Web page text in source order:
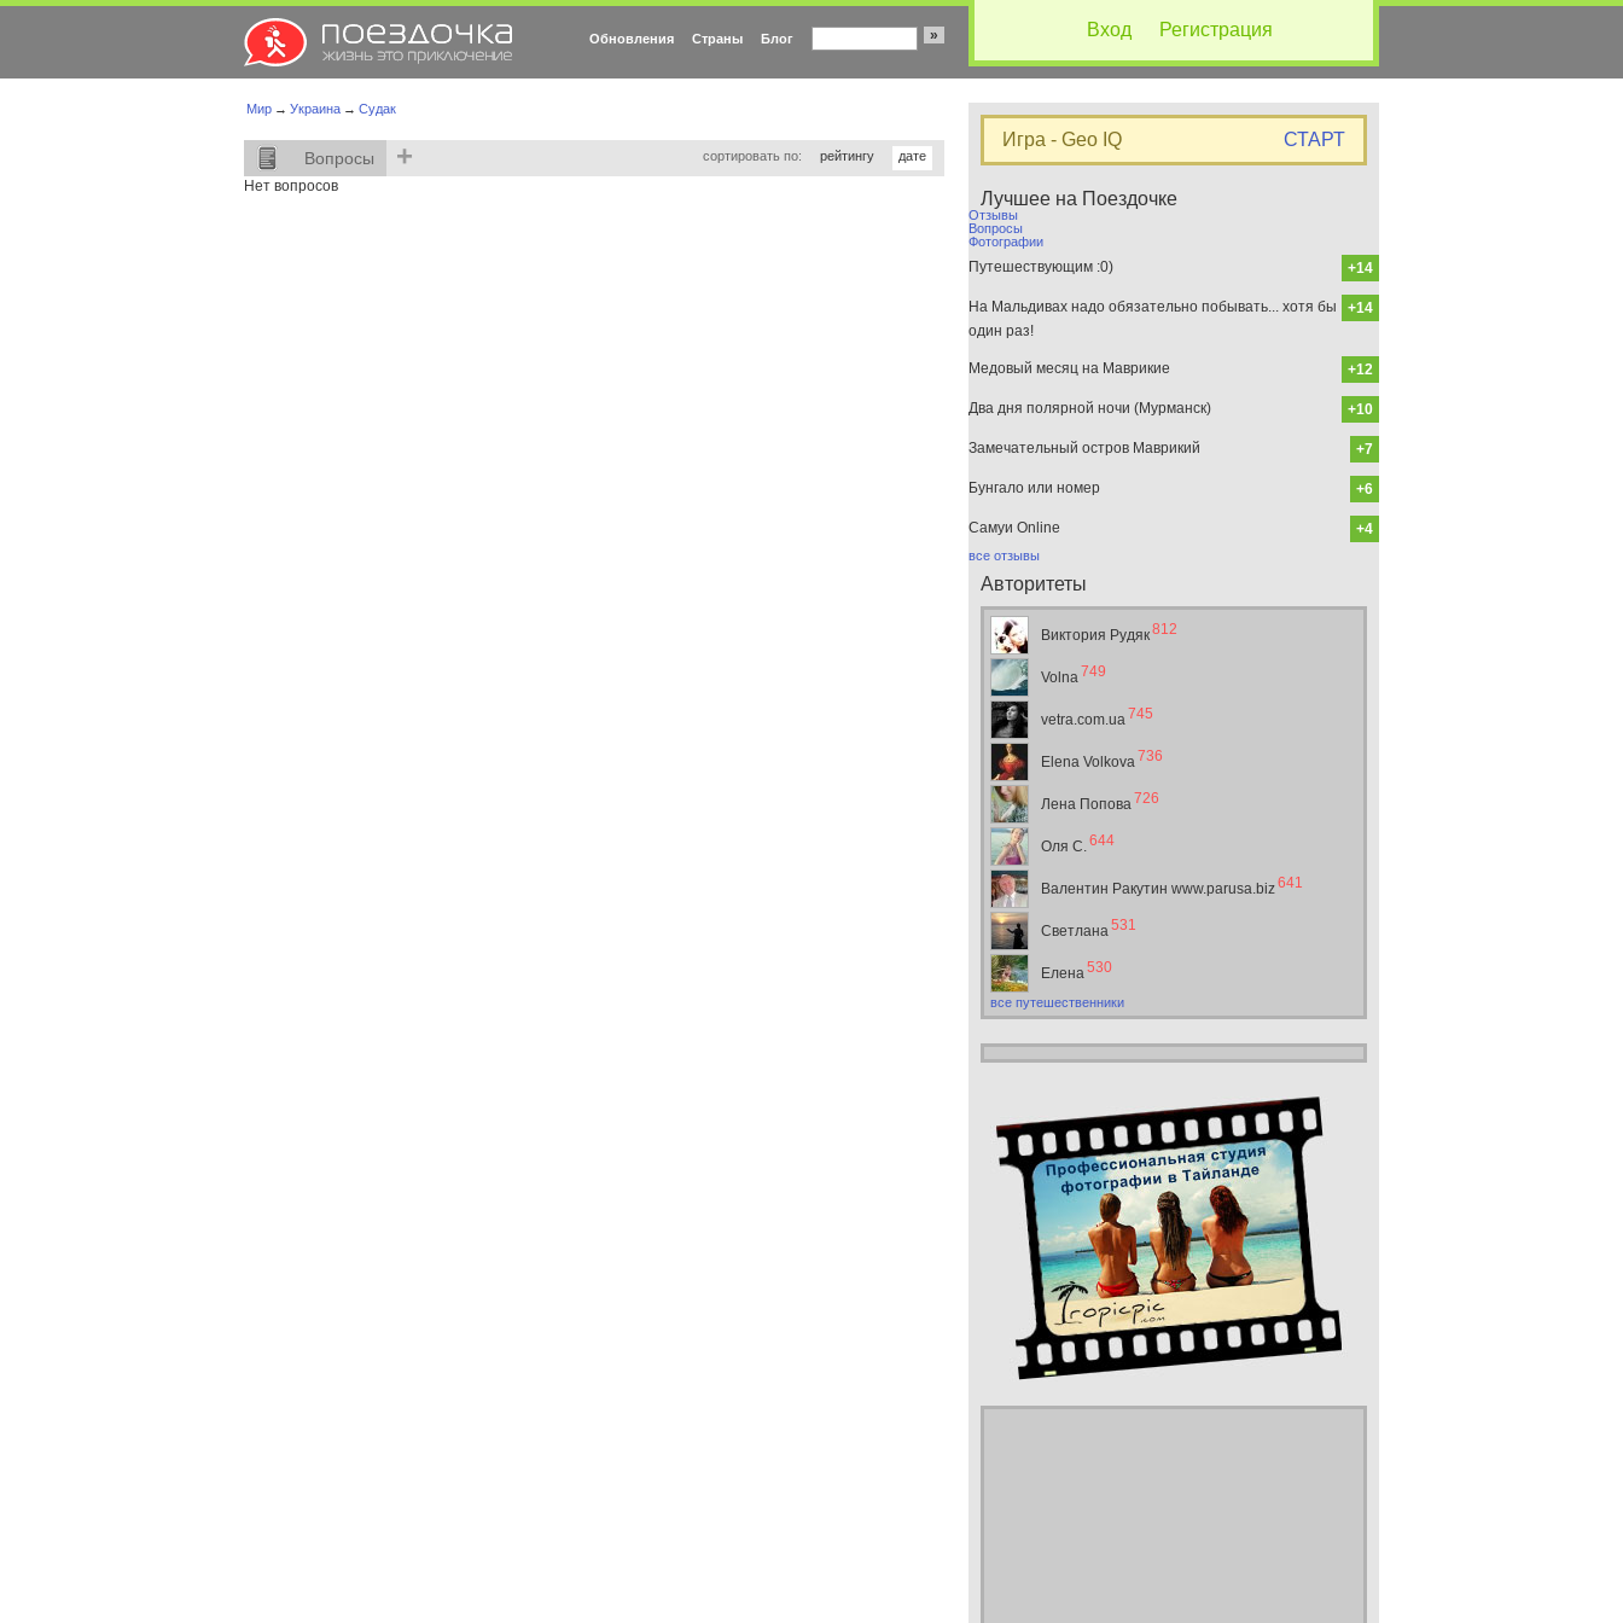
Вход Регистрация
Обновления Страны Блог »
Мир → Украина → Судак
Вопросы + сортировать по: рейтингу дате
Нет вопросов
Игра - Geo IQ СТАРТ
Лучшее на Поездочке
Отзывы
Вопросы
Фотографии
+14
Путешествующим :0)
+14
На Мальдивах надо обязательно побывать... хотя бы
один раз!
+12
Медовый месяц на Маврикие
+10
Два дня полярной ночи (Мурманск)
+7
Замечательный остров Маврикий
+6
Бунгало или номер
+4
Самуи Online
все отзывы
Авторитеты
Виктория Рудяк812
Volna749
vetra.com.ua745
Elena Volkova736
Лена Попова726
Оля С.644
Валентин Ракутин www.parusa.biz641
Светлана531
Елена530
все путешественники